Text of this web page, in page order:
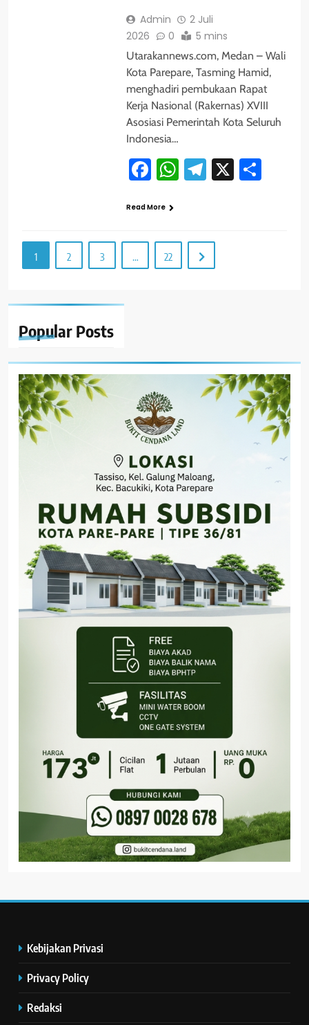
Popular Posts
Admin
2 Juli
2026
0 5 mins
Utarakannews.com, Medan – Wali
Kota Parepare, Tasming Hamid,
menghadiri pembukaan Rapat
Kerja Nasional (Rakernas) XVIII
Asosiasi Pemerintah Kota Seluruh
Indonesia…
Facebook
WhatsApp
Telegram
X
Read More
1 2 3 22
Kebijakan Privasi
Privacy Policy
Redaksi